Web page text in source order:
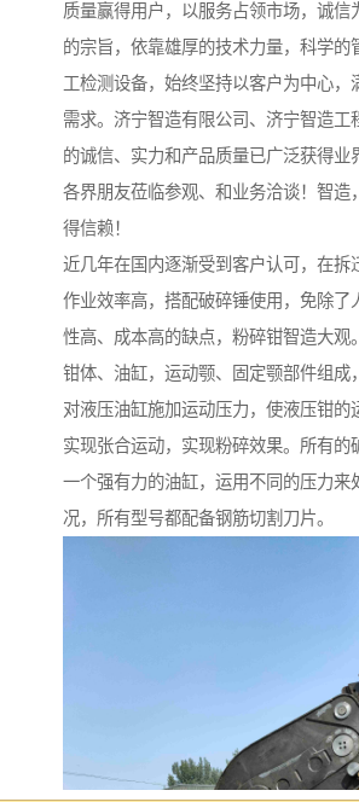
质量赢得用户，以服务占领市场，诚信
的宗旨，依靠雄厚的技术力量，科学的
工检测设备，始终坚持以客户为中心，
需求。济宁智造有限公司、济宁智造工
的诚信、实力和产品质量已广泛获得业
各界朋友莅临参观、和业务洽谈！智造
得信赖！
近几年在国内逐渐受到客户认可，在拆
作业效率高，搭配破碎锤使用，免除了
性高、成本高的缺点，粉碎钳智造大观
钳体、油缸，运动颚、固定颚部件组成
对液压油缸施加运动压力，使液压钳的
实现张合运动，实现粉碎效果。所有的
一个强有力的油缸，运用不同的压力来
况，所有型号都配备钢筋切割刀片。